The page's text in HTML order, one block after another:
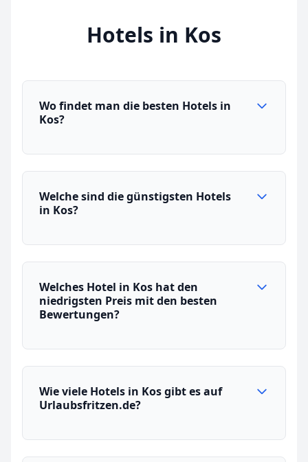
Hotels in Kos
Wo findet man die besten Hotels in
Kos?
Welche sind die günstigsten Hotels
in Kos?
Welches Hotel in Kos hat den
niedrigsten Preis mit den besten
Bewertungen?
Wie viele Hotels in Kos gibt es auf
Urlaubsfritzen.de?